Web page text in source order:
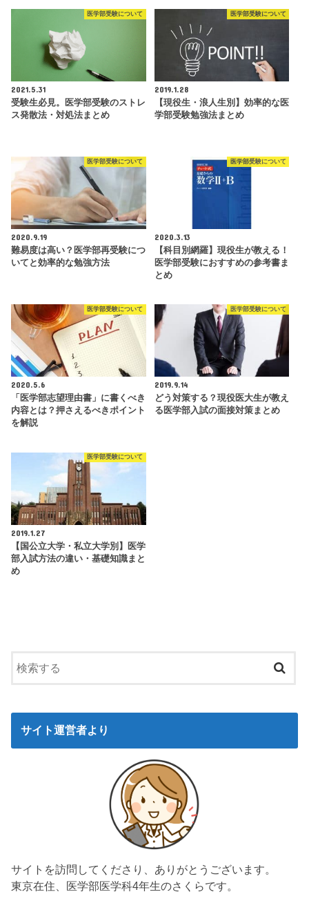
医学部受験について
2021.5.31
受験生必見。医学部受験のストレ
ス発散法・対処法まとめ
医学部受験について
2019.1.28
【現役生・浪人生別】効率的な医
学部受験勉強法まとめ
医学部受験について
2020.9.19
難易度は高い？医学部再受験につ
いてと効率的な勉強方法
医学部受験について
2020.3.13
【科目別網羅】現役生が教える！
医学部受験におすすめの参考書ま
とめ
医学部受験について
2020.5.6
「医学部志望理由書」に書くべき
内容とは？押さえるべきポイント
を解説
医学部受験について
2019.9.14
どう対策する？現役医大生が教え
る医学部入試の面接対策まとめ
医学部受験について
2019.1.27
【国公立大学・私立大学別】医学
部入試方法の違い・基礎知識まと
め
サイト運営者より
サイトを訪問してくださり、ありがとうございます。
東京在住、医学部医学科4年生のさくらです。